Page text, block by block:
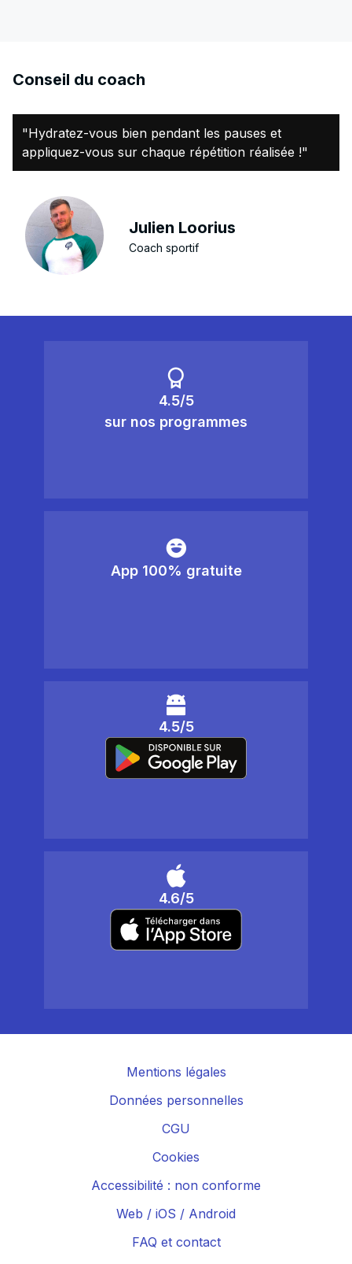
Conseil du coach
"Hydratez-vous bien pendant les pauses et
appliquez-vous sur chaque répétition réalisée !"
Julien Loorius
Coach sportif
4.5/5
sur nos programmes
App 100% gratuite
4.5/5
4.6/5
Mentions légales
Données personnelles
CGU
Cookies
Accessibilité : non conforme
Web / iOS / Android
FAQ et contact